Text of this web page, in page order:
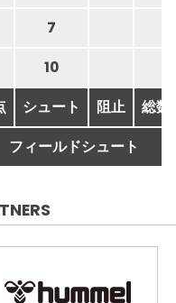
7
10
シュート 阻止 総数
フィールドシュート